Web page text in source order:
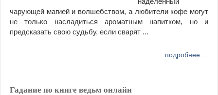
чарующей магией и волшебством, а любители кофе могут
не только насладиться ароматным напитком, но и
предсказать свою судьбу, если сварят ...
подробнее...
Гадание по книге ведьм онлайн